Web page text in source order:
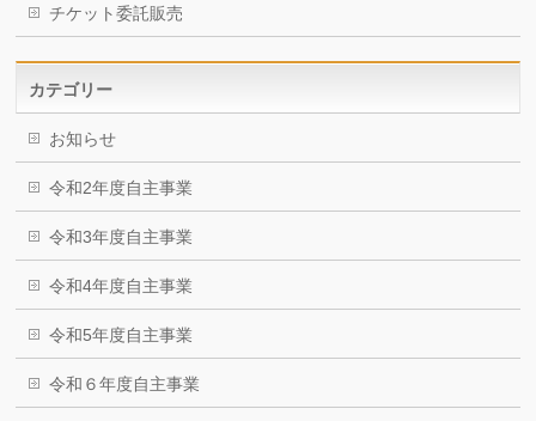
チケット委託販売
カテゴリー
お知らせ
令和2年度自主事業
令和3年度自主事業
令和4年度自主事業
令和5年度自主事業
令和６年度自主事業